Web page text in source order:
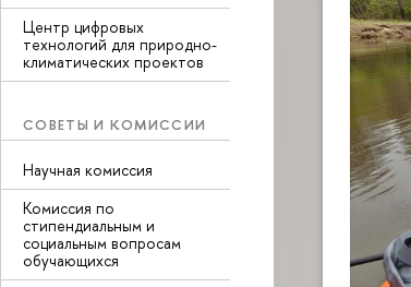
Центр цифровых
технологий для природно-
климатических проектов
СОВЕТЫ И КОМИССИИ
Научная комиссия
Комиссия по
стипендиальным и
социальным вопросам
обучающихся